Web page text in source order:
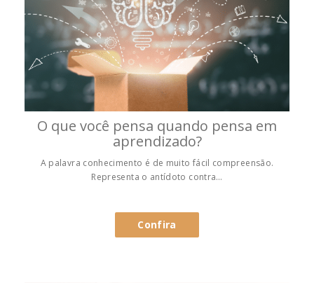
O que você pensa quando pensa em
aprendizado?
A palavra conhecimento é de muito fácil compreensão.
Representa o antídoto contra…
Confira